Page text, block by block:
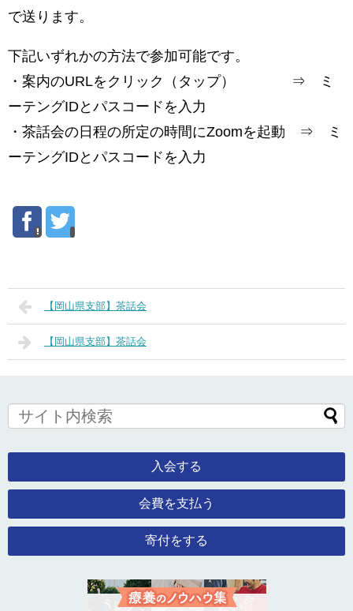
で送ります。
下記いずれかの方法で参加可能です。
・案内のURLをクリック（タップ） ⇒ ミ
ーテングIDとパスコードを入力
・茶話会の日程の所定の時間にZoomを起動 ⇒ ミ
ーテングIDとパスコードを入力
【岡山県支部】茶話会
【岡山県支部】茶話会
入会する
会費を支払う
寄付をする